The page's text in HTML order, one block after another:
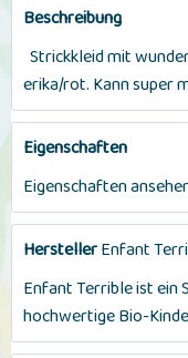
Beschreibung
Strickkleid mit
erika/rot. Kann super
Eigenschaften
Eigenschaften
HerstellerEnfant
Enfant Terrible ist
hochwertige Bio-